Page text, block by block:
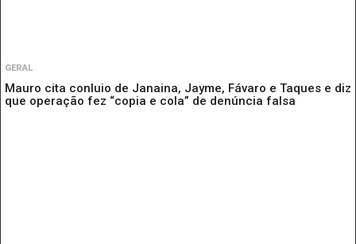
GERAL
Mauro cita conluio de Janaina, Jayme, Fávaro e Taques e diz
que operação fez “copia e cola” de denúncia falsa